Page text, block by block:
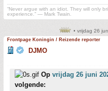
“Never argue with an idiot. They will only
experience.” ― Mark Twain.
• vrijdag 26
Frontpage Koningin / Reizende reporter
DJMO
Op vrijdag 26 juni
volgende: